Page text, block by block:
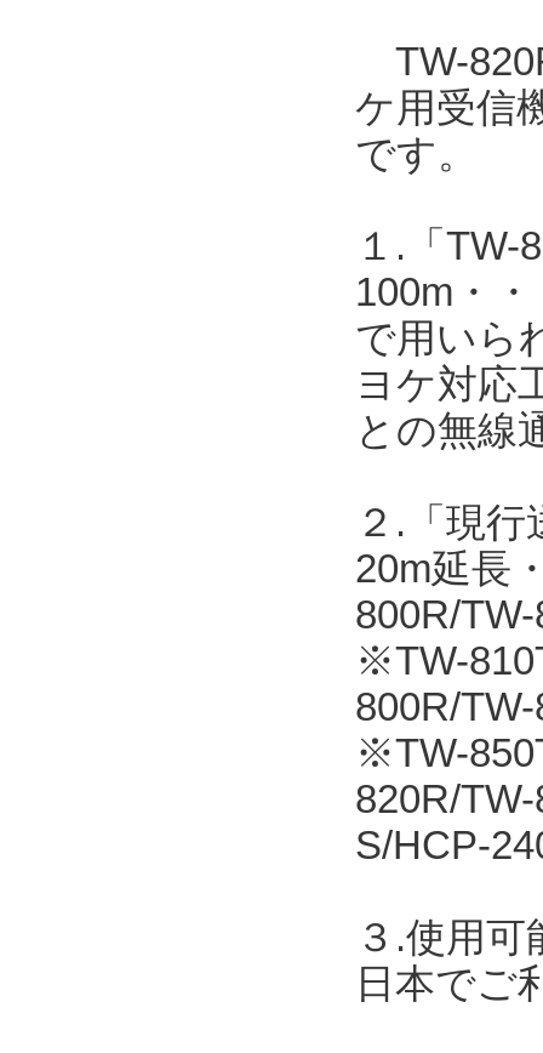
TW-
ケ用受信
です。
１.「TW-
100m・
で用いら
ヨケ対応
との無線
２.「現
20m延長
800R/
※TW-
800R/
※TW-
820R/
S/HCP-
３.使用可
日本でご